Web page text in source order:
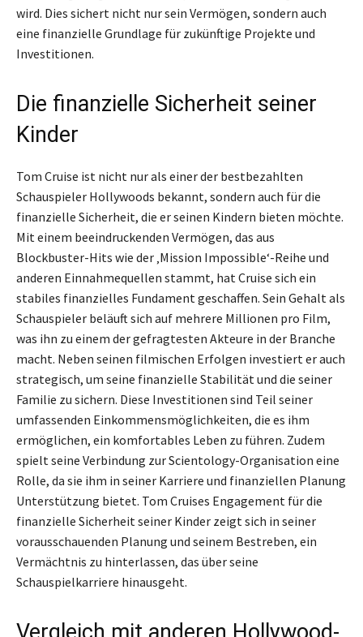
wird. Dies sichert nicht nur sein Vermögen, sondern auch
eine finanzielle Grundlage für zukünftige Projekte und
Investitionen.
Die finanzielle Sicherheit seiner
Kinder
Tom Cruise ist nicht nur als einer der bestbezahlten
Schauspieler Hollywoods bekannt, sondern auch für die
finanzielle Sicherheit, die er seinen Kindern bieten möchte.
Mit einem beeindruckenden Vermögen, das aus
Blockbuster-Hits wie der ‚Mission Impossible‘-Reihe und
anderen Einnahmequellen stammt, hat Cruise sich ein
stabiles finanzielles Fundament geschaffen. Sein Gehalt als
Schauspieler beläuft sich auf mehrere Millionen pro Film,
was ihn zu einem der gefragtesten Akteure in der Branche
macht. Neben seinen filmischen Erfolgen investiert er auch
strategisch, um seine finanzielle Stabilität und die seiner
Familie zu sichern. Diese Investitionen sind Teil seiner
umfassenden Einkommensmöglichkeiten, die es ihm
ermöglichen, ein komfortables Leben zu führen. Zudem
spielt seine Verbindung zur Scientology-Organisation eine
Rolle, da sie ihm in seiner Karriere und finanziellen Planung
Unterstützung bietet. Tom Cruises Engagement für die
finanzielle Sicherheit seiner Kinder zeigt sich in seiner
vorausschauenden Planung und seinem Bestreben, ein
Vermächtnis zu hinterlassen, das über seine
Schauspielkarriere hinausgeht.
Vergleich mit anderen Hollywood-